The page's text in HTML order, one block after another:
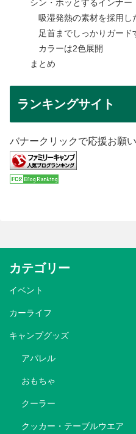
シン・ホッとするインナー
吸湿発熱の素材を採用し
足首までしっかりガード
カラーは2色展開
まとめ
ランキングサイト
バナークリックで応援お願
カテゴリー
イベント
カーライフ
キャンプグッズ
アパレル
おもちゃ
クーラー
クッカー・テーブルウエア